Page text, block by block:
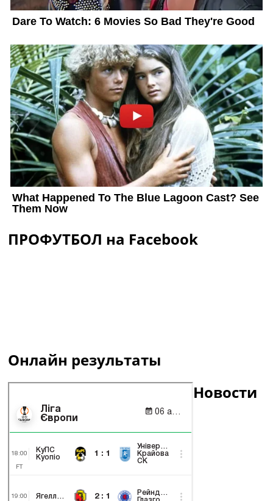
ПРОФУТБОЛ на Facebook
Онлайн результаты
Новости